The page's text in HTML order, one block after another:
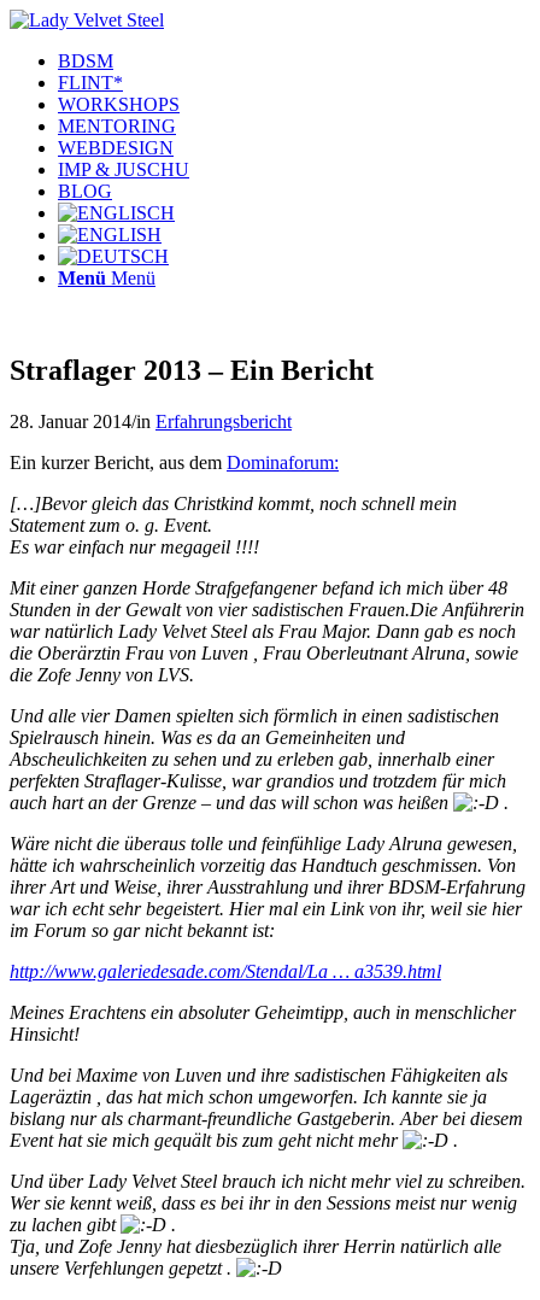
BDSM
FLINT*
WORKSHOPS
MENTORING
WEBDESIGN
IMP & JUSCHU
BLOG
Menü Menü
Straflager 2013 – Ein Bericht
28. Januar 2014/in Erfahrungsbericht
Ein kurzer Bericht, aus dem Dominaforum:
[…]Bevor gleich das Christkind kommt, noch schnell mein
Statement zum o. g. Event.
Es war einfach nur megageil !!!!
Mit einer ganzen Horde Strafgefangener befand ich mich über 48
Stunden in der Gewalt von vier sadistischen Frauen.Die Anführerin
war natürlich Lady Velvet Steel als Frau Major. Dann gab es noch
die Oberärztin Frau von Luven , Frau Oberleutnant Alruna, sowie
die Zofe Jenny von LVS.
Und alle vier Damen spielten sich förmlich in einen sadistischen
Spielrausch hinein. Was es da an Gemeinheiten und
Abscheulichkeiten zu sehen und zu erleben gab, innerhalb einer
perfekten Straflager-Kulisse, war grandios und trotzdem für mich
auch hart an der Grenze – und das will schon was heißen
.
Wäre nicht die überaus tolle und feinfühlige Lady Alruna gewesen,
hätte ich wahrscheinlich vorzeitig das Handtuch geschmissen. Von
ihrer Art und Weise, ihrer Ausstrahlung und ihrer BDSM-Erfahrung
war ich echt sehr begeistert. Hier mal ein Link von ihr, weil sie hier
im Forum so gar nicht bekannt ist:
http://www.galeriedesade.com/Stendal/La … a3539.html
Meines Erachtens ein absoluter Geheimtipp, auch in menschlicher
Hinsicht!
Und bei Maxime von Luven und ihre sadistischen Fähigkeiten als
Lageräztin , das hat mich schon umgeworfen. Ich kannte sie ja
bislang nur als charmant-freundliche Gastgeberin. Aber bei diesem
Event hat sie mich gequält bis zum geht nicht mehr
.
Und über Lady Velvet Steel brauch ich nicht mehr viel zu schreiben.
Wer sie kennt weiß, dass es bei ihr in den Sessions meist nur wenig
zu lachen gibt
.
Tja, und Zofe Jenny hat diesbezüglich ihrer Herrin natürlich alle
unsere Verfehlungen gepetzt .